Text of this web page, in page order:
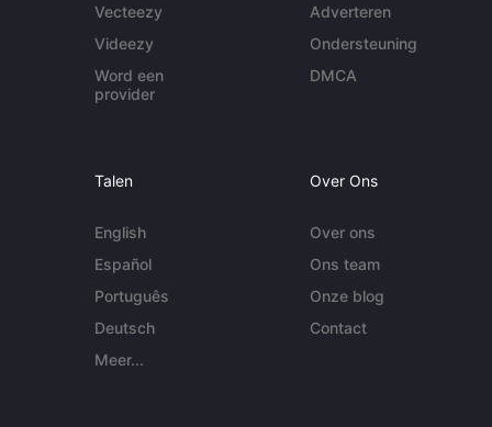
Vecteezy
Videezy
Word een
provider
Adverteren
Ondersteuning
DMCA
Talen
English
Español
Português
Deutsch
Meer...
Over Ons
Over ons
Ons team
Onze blog
Contact